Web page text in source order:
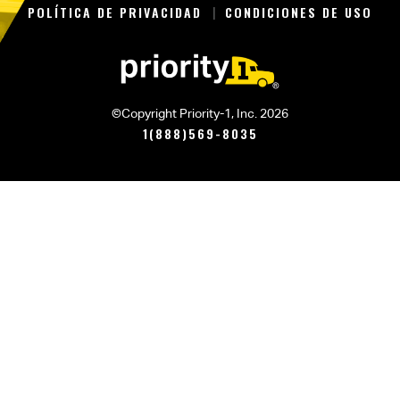
©Copyright Priority-1, Inc. 2026
1(888)569-8035
POLÍTICA DE PRIVACIDAD
CONDICIONES DE USO